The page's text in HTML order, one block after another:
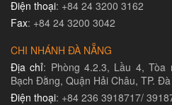
Điện thoại: +84 24 3200 3162
Fax: +84 24 3200 3042
CHI NHÁNH ĐÀ NẴNG
Địa chỉ: Phòng 4.2.3, Lầu 4, Tòa
Bạch Đằng, Quận Hải Châu, TP.
Điện thoại: +84 236 3918717/